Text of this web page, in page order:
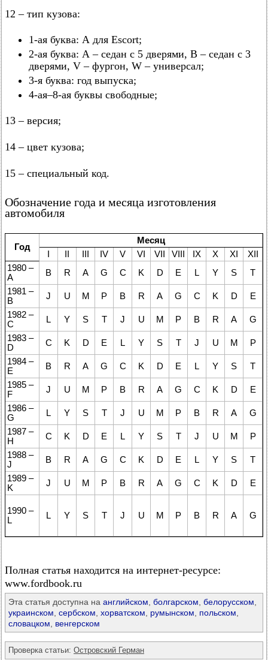
12 – тип кузова:
1-ая буква: А для Escort;
2-ая буква: А – седан с 5 дверями, В – седан с 3
дверями, V – фургон, W – универсал;
3-я буква: год выпуска;
4-ая–8-ая буквы свободные;
13 – версия;
14 – цвет кузова;
15 – специальный код.
Обозначение года и месяца изготовления
автомобиля
Год
Месяц
I
II III IV V VI VII VIII IX X XI
XII
1980 –
A
B R A G C K D E L Y S
T
1981 –
B
J U M P B R A G C K D
E
1982 –
C
L Y S T J U M P B R A
G
1983 –
D
C K D E L Y S T J U M
P
1984 –
E
B R A G C K D E L Y S
T
1985 –
F
J U M P B R A G C K D
E
1986 –
G
L Y S T J U M P B R A
G
1987 –
H
C K D E L Y S T J U M
P
1988 –
J
B R A G C K D E L Y S
T
1989 –
K
J U M P B R A G C K D E
1990 –
L
L Y S T J U M P B R A G
Полная статья находится на интернет-ресурсе:
www.fordbook.ru
Эта статья доступна на английском болгарском белорусском
украинском сербском хорватском румынском польском
словацком
венгерском
Проверка статьи: Островский Герман